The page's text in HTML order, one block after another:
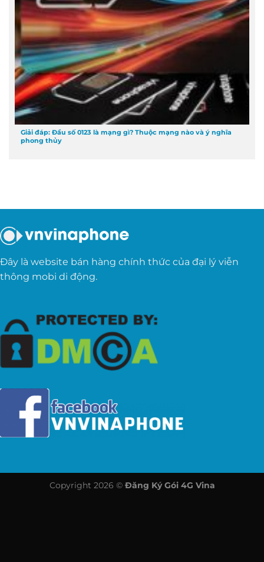
Giải đáp: Đầu số 0123 là mạng gì? Thuộc mạng nào và ý nghĩa
phong thủy
Đây là website bán hàng chính thức của đại lý viễn
thông mobi di động.
Copyright 2026 © Đăng Ký Gói 4G Vina